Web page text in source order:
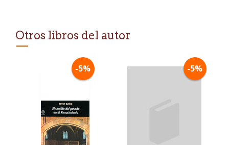
Otros libros del autor
-5% -5%